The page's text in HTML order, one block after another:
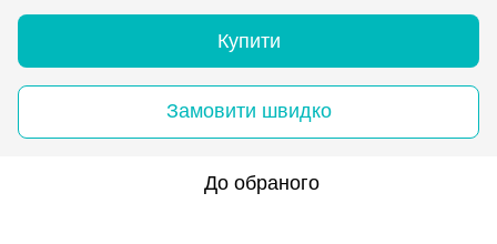
Купити
Замовити швидко
До обраного